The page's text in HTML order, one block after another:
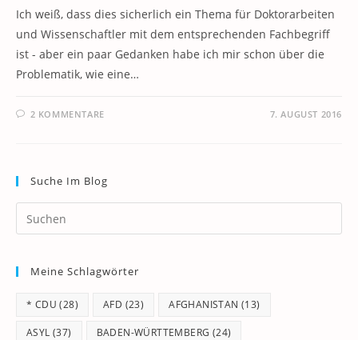
Ich weiß, dass dies sicherlich ein Thema für Doktorarbeiten
und Wissenschaftler mit dem entsprechenden Fachbegriff
ist - aber ein paar Gedanken habe ich mir schon über die
Problematik, wie eine…
2 KOMMENTARE 7. AUGUST 2016
Suche Im Blog
Meine Schlagwörter
* CDU (28) AFD (23) AFGHANISTAN (13)
ASYL (37) BADEN-WÜRTTEMBERG (24)